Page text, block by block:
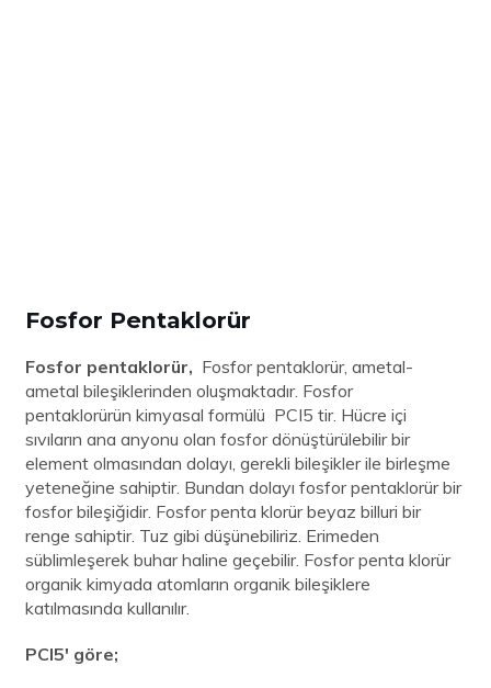
Fosfor Pentaklorür
Fosfor pentaklorür, Fosfor pentaklorür, ametal-
ametal bileşiklerinden oluşmaktadır. Fosfor
pentaklorürün kimyasal formülü PCI5 tir. Hücre içi
sıvıların ana anyonu olan fosfor dönüştürülebilir bir
element olmasından dolayı, gerekli bileşikler ile birleşme
yeteneğine sahiptir. Bundan dolayı fosfor pentaklorür bir
fosfor bileşiğidir. Fosfor penta klorür beyaz billuri bir
renge sahiptir. Tuz gibi düşünebiliriz. Erimeden
süblimleşerek buhar haline geçebilir. Fosfor penta klorür
organik kimyada atomların organik bileşiklere
katılmasında kullanılır.
PCI5' göre;